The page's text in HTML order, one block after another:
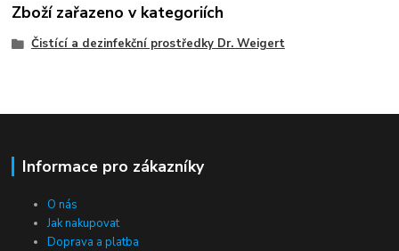
Zboží zařazeno v kategoriích
Čistící a dezinfekční prostředky Dr. Weigert
Informace pro zákazníky
O nás
Jak nakupovat
Doprava a platba